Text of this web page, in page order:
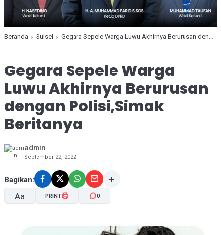
Beranda Sulsel Gegara Sepele Warga Luwu Akhirnya Berurusan dengan Polisi,Simak Beritanya
Gegara Sepele Warga
Luwu Akhirnya Berurusan
dengan Polisi,Simak
Beritanya
admin
September 22, 2022
Bagikan:
Aa PRINT 0